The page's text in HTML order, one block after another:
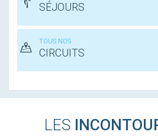
SÉJOURS
TOUS NOS
CIRCUITS
LES